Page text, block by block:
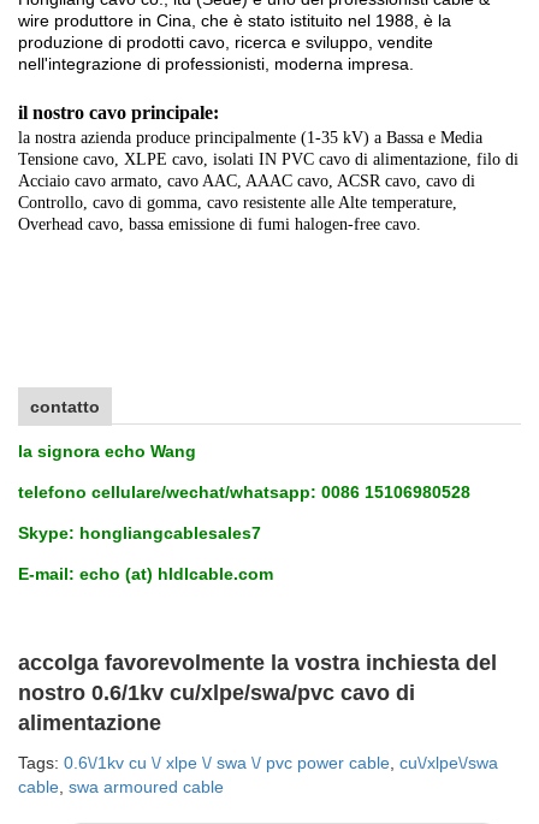
wire produttore in Cina, che è stato istituito nel 1988, è la
produzione di prodotti cavo, ricerca e sviluppo, vendite
nell'integrazione di professionisti, moderna impresa.
il nostro cavo principale:
la nostra azienda produce principalmente (1-35 kV) a Bassa e Media
Tensione cavo, XLPE cavo, isolati IN PVC cavo di alimentazione, filo di
Acciaio cavo armato, cavo AAC, AAAC cavo, ACSR cavo, cavo di
Controllo, cavo di gomma, cavo resistente alle Alte temperature,
Overhead cavo, bassa emissione di fumi halogen-free cavo.
contatto
la signora echo Wang
telefono cellulare/wechat/whatsapp: 0086 15106980528
Skype: hongliangcablesales7
E-mail: echo (at) hldlcable.com
accolga favorevolmente la vostra inchiesta del
nostro 0.6/1kv cu/xlpe/swa/pvc cavo di
alimentazione
Tags: 0.6\/1kv cu \/ xlpe \/ swa \/ pvc power cable cu\/xlpe\/swa
cable swa armoured cable